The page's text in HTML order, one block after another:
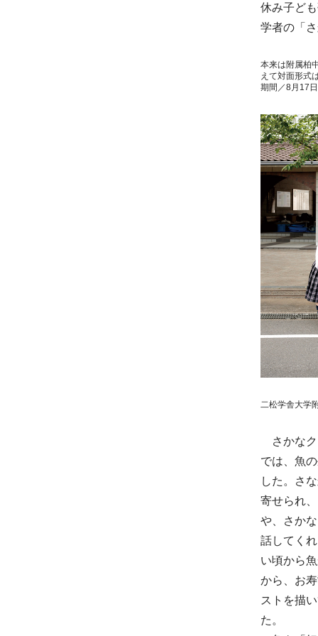
休み子ど
学者の「
本来は附属柏
えて対面形式
期間／8月17
二松学舎大学
さかなク
では、魚
した。さ
寄せられ
や、さか
話してく
い頃から
から、お
ストを描
た。